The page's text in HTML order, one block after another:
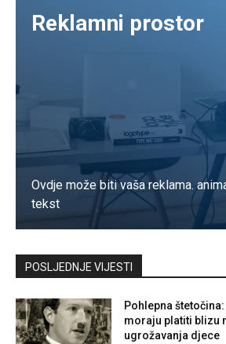
Reklamni prostor
Ovdje može biti vaša reklama.
tekst
Kontaktirajte nas
POSLJEDNJE VIJESTI
Pohlepna
moraju platiti blizu
ugrožavanja djece